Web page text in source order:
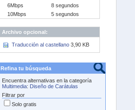
6Mbps
8 segundos
10Mbps
5 segundos
Archivo opcional:
Traducción al castellano3,90 KB
Refina tu búsqueda
Encuentra alternativas en la categoría
Multimedia: Diseño de Carátulas
Filtrar por
Solo gratis